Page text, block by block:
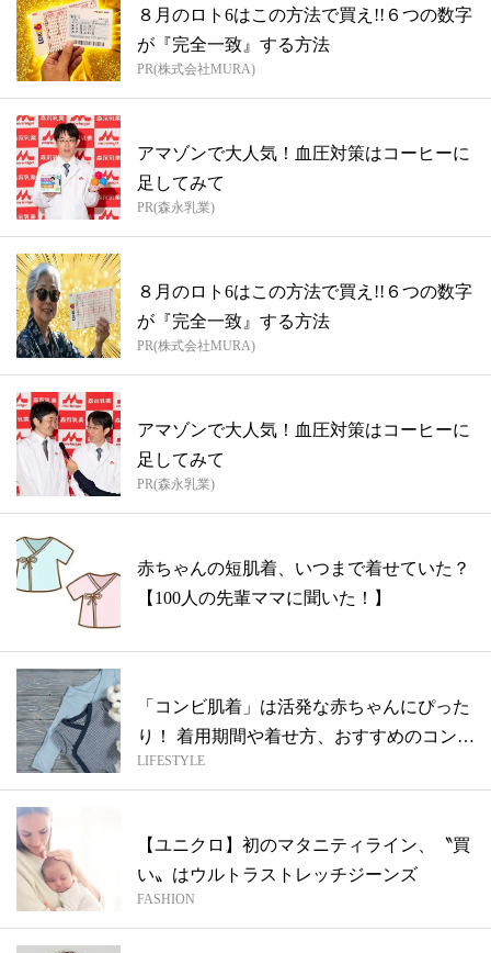
８月のロト6はこの方法で買え!!６つの数字
が『完全一致』する方法
PR(株式会社MURA)
アマゾンで大人気！血圧対策はコーヒーに
足してみて
PR(森永乳業)
８月のロト6はこの方法で買え!!６つの数字
が『完全一致』する方法
PR(株式会社MURA)
アマゾンで大人気！血圧対策はコーヒーに
足してみて
PR(森永乳業)
赤ちゃんの短肌着、いつまで着せていた？
【100人の先輩ママに聞いた！】
「コンビ肌着」は活発な赤ちゃんにぴった
り！ 着用期間や着せ方、おすすめのコンビ
肌...
LIFESTYLE
【ユニクロ】初のマタニティライン、〝買
い〟はウルトラストレッチジーンズ
FASHION